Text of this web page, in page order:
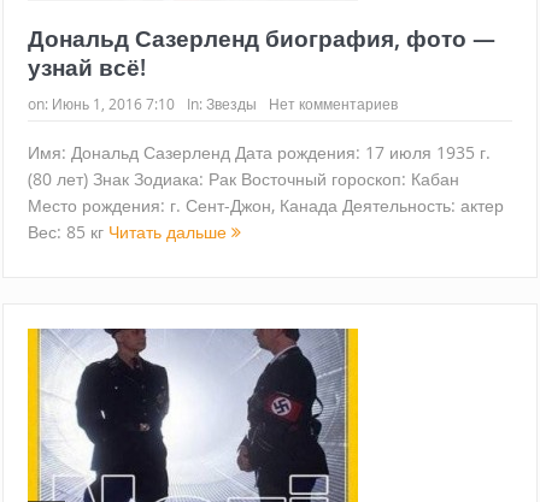
Дональд Сазерленд биография, фото —
узнай всё!
on: Июнь 1, 2016 7:10 In: Звезды Нет комментариев
Имя: Дональд Сазерленд Дата рождения: 17 июля 1935 г.
(80 лет) Знак Зодиака: Рак Восточный гороскоп: Кабан
Место рождения: г. Сент-Джон, Канада Деятельность: актер
Вес: 85 кг Читать дальше